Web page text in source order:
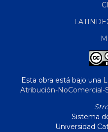
Esta obra está bajo una
Atribución-NoComercial-
Sistema
Universidad